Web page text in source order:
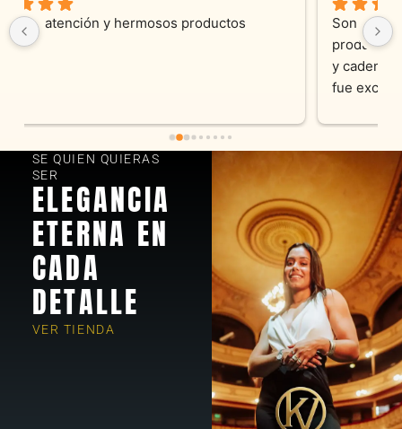
Son absolutamente espectaculares tanto
productos como atencion. Hoy recibimos alianza
y cadenita que mandamos a reparar, el trabajo
SE QUIEN QUIERAS
SER
ELEGANCIA
ETERNA EN
CADA
DETALLE
VER TIENDA